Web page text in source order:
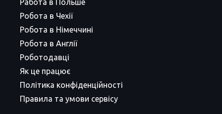
Работа в Польше
Робота в Чехії
Робота в Німеччині
Робота в Англії
Роботодавці
Як це працює
Політика конфіденційності
Правила та умови сервісу